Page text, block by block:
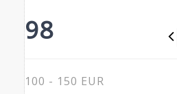
98
100 - 150 EUR